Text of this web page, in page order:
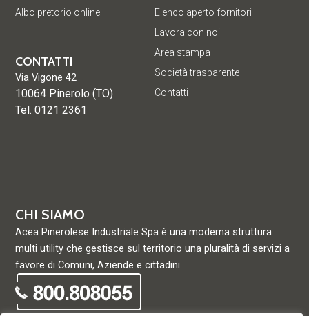
CHI SIAMO
Acea Pinerolese Industriale Spa è una moderna struttura
multi utility che gestisce sul territorio una pluralità di servizi a
favore di Comuni, Aziende e cittadini
Elenco aperto fornitori
Lavora con noi
Area stampa
Società trasparente
Contatti
Albo pretorio online
CONTATTI
Via Vigone 42
10064 Pinerolo (TO)
Tel. 0121 2361